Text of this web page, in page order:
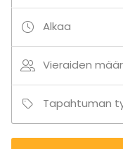
Juhlasali
Kokoushuone
Lisätietoa
Tilassa on
aktiviteetteja, kuten
Alkaa
Vieraiden
Tapahtuman